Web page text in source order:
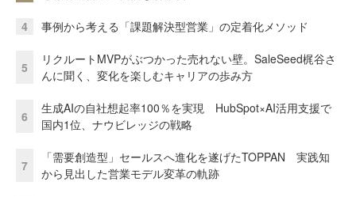
4 事例から考える「課題解決型営業」の定着化メソッド
5
リクルートMVPがぶつかった売れない壁。SaleSeed梶谷さ
んに聞く、変化を楽しむキャリアの歩み方
6
生成AIの自社想起率100％を実現 HubSpot×AI活用支援で
国内1位、ナウビレッジの戦略
7
「需要創造型」セールスへ進化を遂げたTOPPAN 実践知
から見出した営業モデル変革の軌跡